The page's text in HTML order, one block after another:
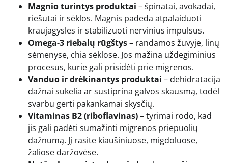
Magnio turintys produktai – špinatai, avokadai,
riešutai ir sėklos. Magnis padeda atpalaiduoti
kraujagysles ir stabilizuoti nervinius impulsus.
Omega-3 riebalų rūgštys– randamos žuvyje, linų
sėmenyse, chia sėklose. Jos mažina uždegiminius
procesus, kurie gali prisidėti prie migrenos.
Vanduo ir drėkinantys produktai – dehidratacija
dažnai sukelia ar sustiprina galvos skausmą, todėl
svarbu gerti pakankamai skysčių.
Vitaminas B2 (riboflavinas)– tyrimai rodo, kad
jis gali padėti sumažinti migrenos priepuolių
dažnumą. Jį rasite kiaušiniuose, migdoluose,
žaliose daržovėse.